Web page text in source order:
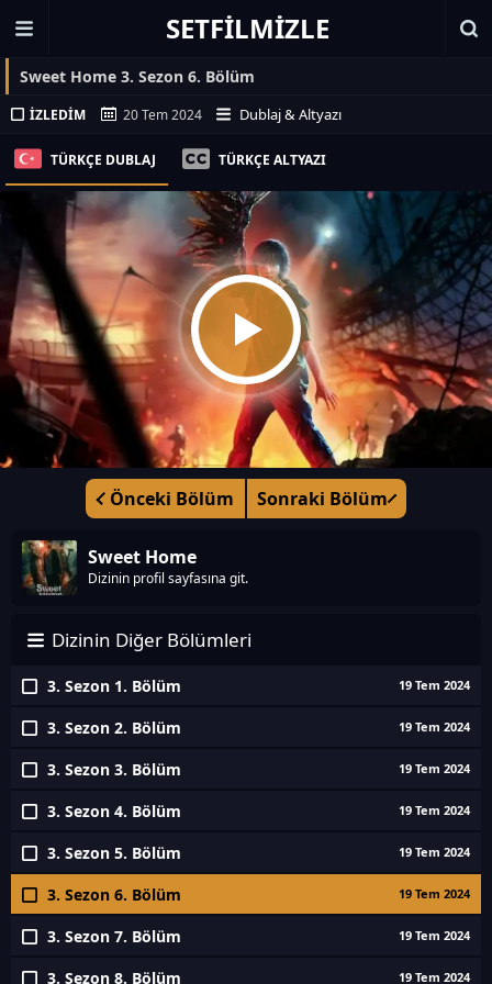
SETFILMIZLE
Sweet Home 3. Sezon 6. Bölüm
İZLEDIM 20 Tem 2024 Dublaj & Altyazı
TÜRKÇE DUBLAJ TÜRKÇE ALTYAZI
Önceki Bölüm Sonraki Bölüm
Sweet Home
Dizinin profil sayfasına git.
Dizinin Diğer Bölümleri
3. Sezon 1. Bölüm 19 Tem 2024
3. Sezon 2. Bölüm 19 Tem 2024
3. Sezon 3. Bölüm 19 Tem 2024
3. Sezon 4. Bölüm 19 Tem 2024
3. Sezon 5. Bölüm 19 Tem 2024
3. Sezon 6. Bölüm 19 Tem 2024
3. Sezon 7. Bölüm 19 Tem 2024
3. Sezon 8. Bölüm 19 Tem 2024